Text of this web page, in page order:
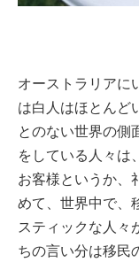
オーストラリアに
は白人はほとんど
とのない世界の側
をしている人々は
お客様というか、
めて、世界中で、
スティックな人々
ちの言い分は移民